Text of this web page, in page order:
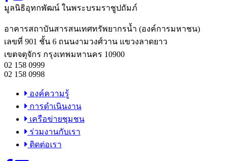
มูลนิธิอุทกพัฒน์ ในพระบรมราชูปถัมภ์
อาคารสถาบันสารสนเทศทรัพยากรน้ำ (องค์การมหาชน)
เลขที่ 901 ชั้น 6 ถนนงามวงศ์วาน แขวงลาดยาว
เขตจตุจักร กรุงเทพมหานคร 10900
02 158 0999
02 158 0998
องค์ความรู้
การดำเนินงาน
เครือข่ายชุมชน
ร่วมงานกับเรา
ติดต่อเรา